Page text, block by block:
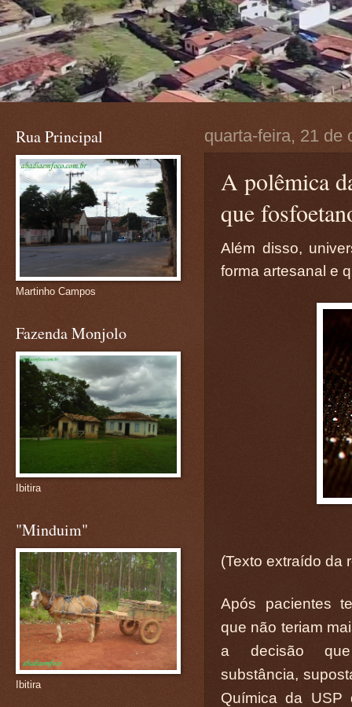
quarta-feira, 21 de
A polêmica
que
Além disso,
forma artesanal e
(Texto extraído da
Após pacientes
que não teriam
a decisão
substância,
Química da
Rua Principal
Martinho Campos
Fazenda Monjolo
Ibitira
"Minduim"
Ibitira